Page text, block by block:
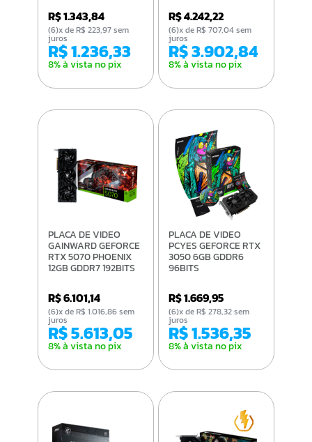
R$ 1.343,84
R$ 1.236,33
8% à vista no pix
(6)x de R$ 223,97 sem
juros
PB
R$ 4.242,22
R$ 3.902,84
8% à vista no pix
(6)x de R$ 707,04 sem
juros
PLACA DE VIDEO
GAINWARD GEFORCE
RTX 5070 PHOENIX
12GB GDDR7 192BITS
GB2050X
R$ 6.101,14
R$ 5.613,05
8% à vista no pix
(6)x de R$ 1.016,86 sem
juros
PLACA DE VIDEO
PCYES GEFORCE RTX
3050 6GB GDDR6
96BITS
R$ 1.669,95
R$ 1.536,35
8% à vista no pix
(6)x de R$ 278,32 sem
juros